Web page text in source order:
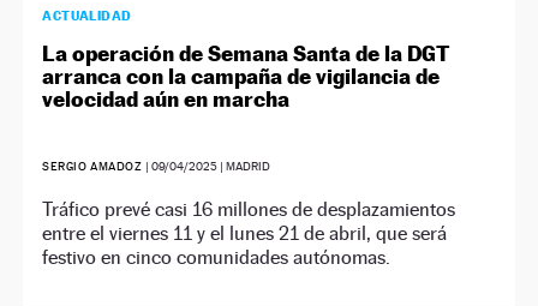
ACTUALIDAD
La operación de Semana Santa de la DGT
arranca con la campaña de vigilancia de
velocidad aún en marcha
SERGIO AMADOZ | 09/04/2025| MADRID
Tráfico prevé casi 16 millones de desplazamientos
entre el viernes 11 y el lunes 21 de abril, que será
festivo en cinco comunidades autónomas.